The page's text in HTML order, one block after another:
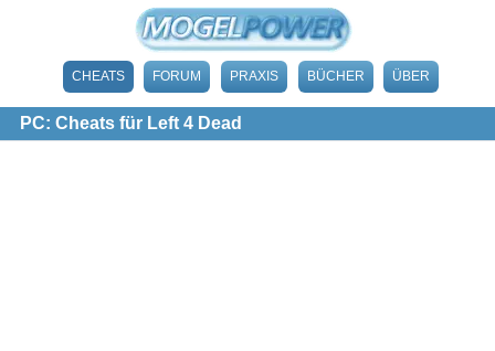
CHEATS FORUM PRAXIS BÜCHER ÜBER
PC: Cheats für Left 4 Dead